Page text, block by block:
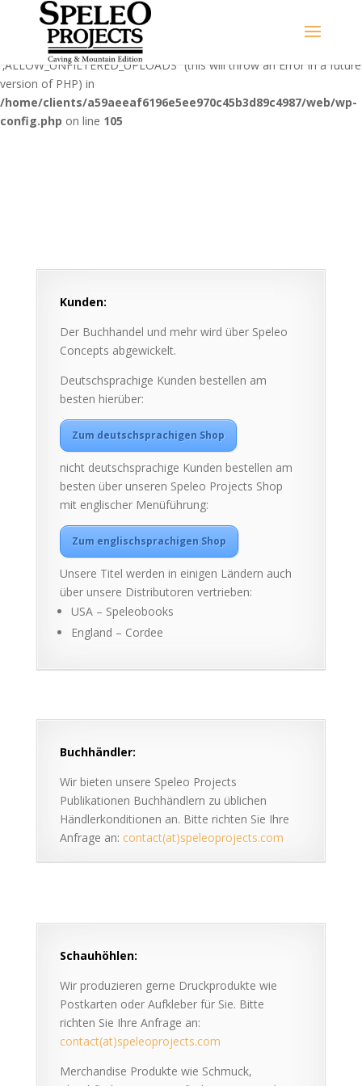
Warning: Use of undefined constant
‚ALLOW_UNFILTERED_UPLOADS‘ - assumed
'‚ALLOW_UNFILTERED_UPLOADS‘' (this will throw an Error in a future
version of PHP) in
/home/clients/a59aeeaf6196e5ee970c45b3d89c4987/web/wp-
config.php on line 105
Kunden:
Der Buchhandel und mehr wird über Speleo
Concepts abgewickelt.
Deutschsprachige Kunden bestellen am
besten hierüber:
Zum deutschsprachigen Shop
nicht deutschsprachige Kunden bestellen am
besten über unseren Speleo Projects Shop
mit englischer Menüführung:
Zum englischsprachigen Shop
Unsere Titel werden in einigen Ländern auch
über unsere Distributoren vertrieben:
USA – Speleobooks
England – Cordee
Buchhändler:
Wir bieten unsere Speleo Projects
Publikationen Buchhändlern zu üblichen
Händlerkonditionen an. Bitte richten Sie Ihre
Anfrage an: contact(at)speleoprojects.com
Schauhöhlen:
Wir produzieren gerne Druckprodukte wie
Postkarten oder Aufkleber für Sie. Bitte
richten Sie Ihre Anfrage an:
contact(at)speleoprojects.com
Merchandise Produkte wie Schmuck,